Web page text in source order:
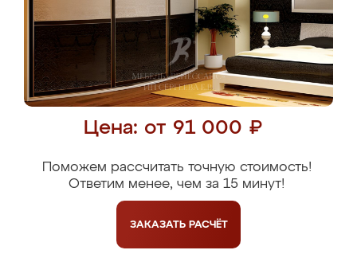
Цена: от 91 000 ₽
Поможем рассчитать точную стоимость!
Ответим менее, чем за 15 минут!
ЗАКАЗАТЬ РАСЧЁТ